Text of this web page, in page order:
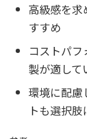
高級感を求
すすめ
コストパ
製が適して
環境に配慮
トも選択肢